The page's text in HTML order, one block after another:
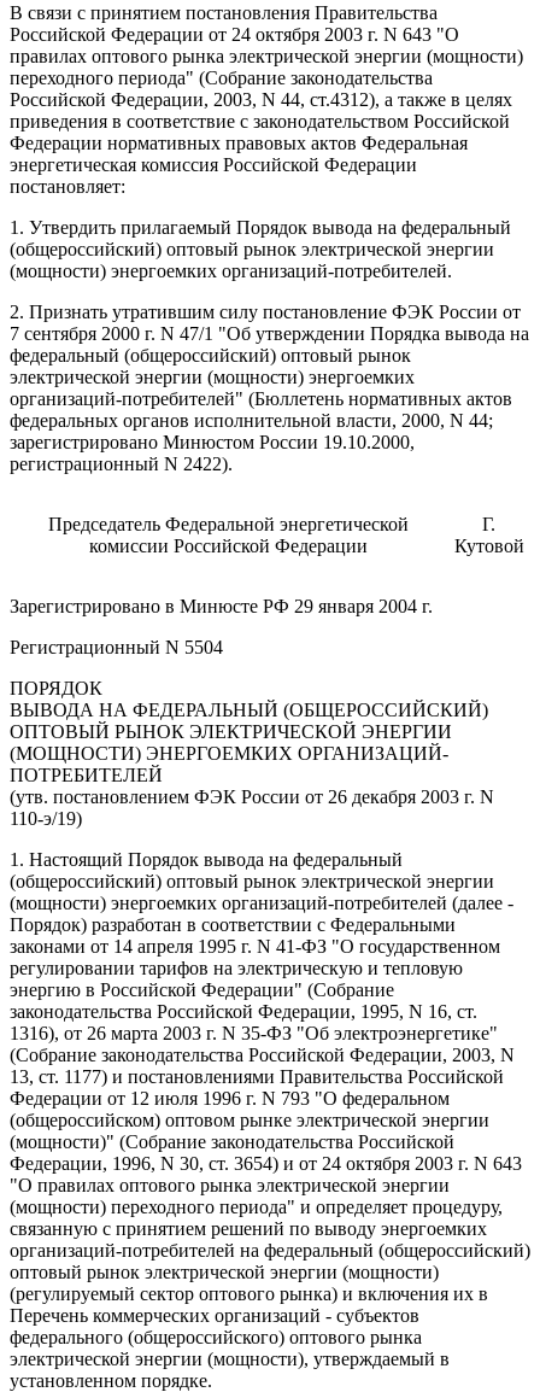
В связи с принятием постановления Правительства
Российской Федерации от 24 октября 2003 г. N 643 "О
правилах оптового рынка электрической энергии (мощности)
переходного периода" (Собрание законодательства
Российской Федерации, 2003, N 44, ст.4312), а также в целях
приведения в соответствие с законодательством Российской
Федерации нормативных правовых актов Федеральная
энергетическая комиссия Российской Федерации
постановляет:
1. Утвердить прилагаемый Порядок вывода на федеральный
(общероссийский) оптовый рынок электрической энергии
(мощности) энергоемких организаций-потребителей.
2. Признать утратившим силу постановление ФЭК России от
7 сентября 2000 г. N 47/1 "Об утверждении Порядка вывода на
федеральный (общероссийский) оптовый рынок
электрической энергии (мощности) энергоемких
организаций-потребителей" (Бюллетень нормативных актов
федеральных органов исполнительной власти, 2000, N 44;
зарегистрировано Минюстом России 19.10.2000,
регистрационный N 2422).
Председатель Федеральной энергетической
комиссии Российской Федерации
Г.
Кутовой
Зарегистрировано в Минюсте РФ 29 января 2004 г.
Регистрационный N 5504
ПОРЯДОК
ВЫВОДА НА ФЕДЕРАЛЬНЫЙ (ОБЩЕРОССИЙСКИЙ)
ОПТОВЫЙ РЫНОК ЭЛЕКТРИЧЕСКОЙ ЭНЕРГИИ
(МОЩНОСТИ) ЭНЕРГОЕМКИХ ОРГАНИЗАЦИЙ-
ПОТРЕБИТЕЛЕЙ
(утв. постановлением ФЭК России от 26 декабря 2003 г. N
110-э/19)
1. Настоящий Порядок вывода на федеральный
(общероссийский) оптовый рынок электрической энергии
(мощности) энергоемких организаций-потребителей (далее -
Порядок) разработан в соответствии с Федеральными
законами от 14 апреля 1995 г. N 41-ФЗ "О государственном
регулировании тарифов на электрическую и тепловую
энергию в Российской Федерации" (Собрание
законодательства Российской Федерации, 1995, N 16, ст.
1316), от 26 марта 2003 г. N 35-ФЗ "Об электроэнергетике"
(Собрание законодательства Российской Федерации, 2003, N
13, ст. 1177) и постановлениями Правительства Российской
Федерации от 12 июля 1996 г. N 793 "О федеральном
(общероссийском) оптовом рынке электрической энергии
(мощности)" (Собрание законодательства Российской
Федерации, 1996, N 30, ст. 3654) и от 24 октября 2003 г. N 643
"О правилах оптового рынка электрической энергии
(мощности) переходного периода" и определяет процедуру,
связанную с принятием решений по выводу энергоемких
организаций-потребителей на федеральный (общероссийский)
оптовый рынок электрической энергии (мощности)
(регулируемый сектор оптового рынка) и включения их в
Перечень коммерческих организаций - субъектов
федерального (общероссийского) оптового рынка
электрической энергии (мощности), утверждаемый в
установленном порядке.